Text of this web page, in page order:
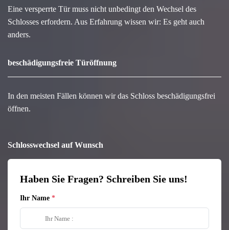
Eine versperrte Tür muss nicht unbedingt den Wechsel des
Schlosses erfordern. Aus Erfahrung wissen wir: Es geht auch
anders.
beschädigungsfreie Türöffnung
In den meisten Fällen können wir das Schloss beschädigungsfrei
öffnen.
Schlosswechsel auf Wunsch
Haben Sie Fragen? Schreiben Sie uns!
Ihr Name